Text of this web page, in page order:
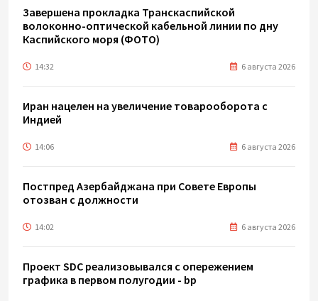
Завершена прокладка Транскаспийской
волоконно-оптической кабельной линии по дну
Каспийского моря (ФОТО)
14:32 6 августа 2026
Иран нацелен на увеличение товарооборота с
Индией
14:06 6 августа 2026
Постпред Азербайджана при Совете Европы
отозван с должности
14:02 6 августа 2026
Проект SDC реализовывался с опережением
графика в первом полугодии - bp